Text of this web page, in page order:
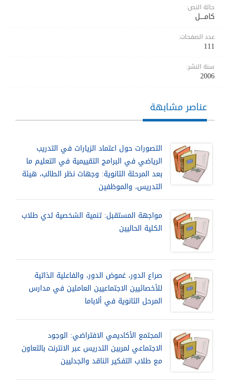
حالة النص:
كامــــل
عدد الصفحات:
111
سنة النشر:
2006
عناصر مشابهة
التصورات حول اعتماد الزيارات في التدريب
الرياضي في البرامج التقييمية في التعليم ما
بعد المرحلة الثانوية: وجهات نظر الطالب، هيئة
التدريس، والموظفين
مواجهة المستقبل: تنمية الشخصية لدي طلاب
الكلية الحاليين
صراع الدور، غموض الدور، والفاعلية الذاتية
للأخصائيين الاجتماعيين العاملين في مدارس
المرحل الثانوية في ألاباما
المجتمع الأكاديمي الافتراضي: الوجود
الاجتماعي لمربين التدريس عبر الانترنت بالتعاون
مع طلاب التفكير الناقد والجدليين